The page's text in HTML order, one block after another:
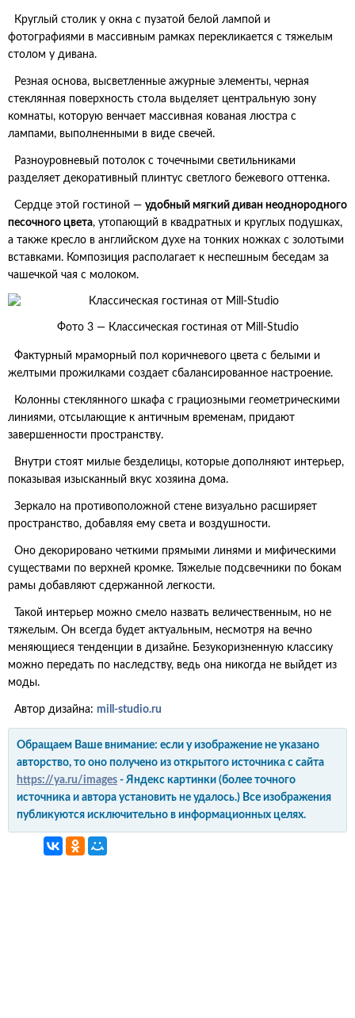
Круглый столик у окна с пузатой белой лампой и
фотографиями в массивным рамках перекликается с тяжелым
столом у дивана.
Резная основа, высветленные ажурные элементы, черная
стеклянная поверхность стола выделяет центральную зону
комнаты, которую венчает массивная кованая люстра с
лампами, выполненными в виде свечей.
Разноуровневый потолок с точечными светильниками
разделяет декоративный плинтус светлого бежевого оттенка.
Сердце этой гостиной — удобный мягкий диван неоднородного
песочного цвета, утопающий в квадратных и круглых подушках,
а также кресло в английском духе на тонких ножках с золотыми
вставками. Композиция располагает к неспешным беседам за
чашечкой чая с молоком.
Фото 3 — Классическая гостиная от Mill-Studio
Фактурный мраморный пол коричневого цвета с белыми и
желтыми прожилками создает сбалансированное настроение.
Колонны стеклянного шкафа с грациозными геометрическими
линиями, отсылающие к античным временам, придают
завершенности пространству.
Внутри стоят милые безделицы, которые дополняют интерьер,
показывая изысканный вкус хозяина дома.
Зеркало на противоположной стене визуально расширяет
пространство, добавляя ему света и воздушности.
Оно декорировано четкими прямыми линями и мифическими
существами по верхней кромке. Тяжелые подсвечники по бокам
рамы добавляют сдержанной легкости.
Такой интерьер можно смело назвать величественным, но не
тяжелым. Он всегда будет актуальным, несмотря на вечно
меняющиеся тенденции в дизайне. Безукоризненную классику
можно передать по наследству, ведь она никогда не выйдет из
моды.
Автор дизайна: mill-studio.ru
Обращаем Ваше внимание: если у изображение не указано
авторство, то оно получено из открытого источника с сайта
https://ya.ru/images - Яндекс картинки (более точного
источника и автора установить не удалось.) Все изображения
публикуются исключительно в информационных целях.